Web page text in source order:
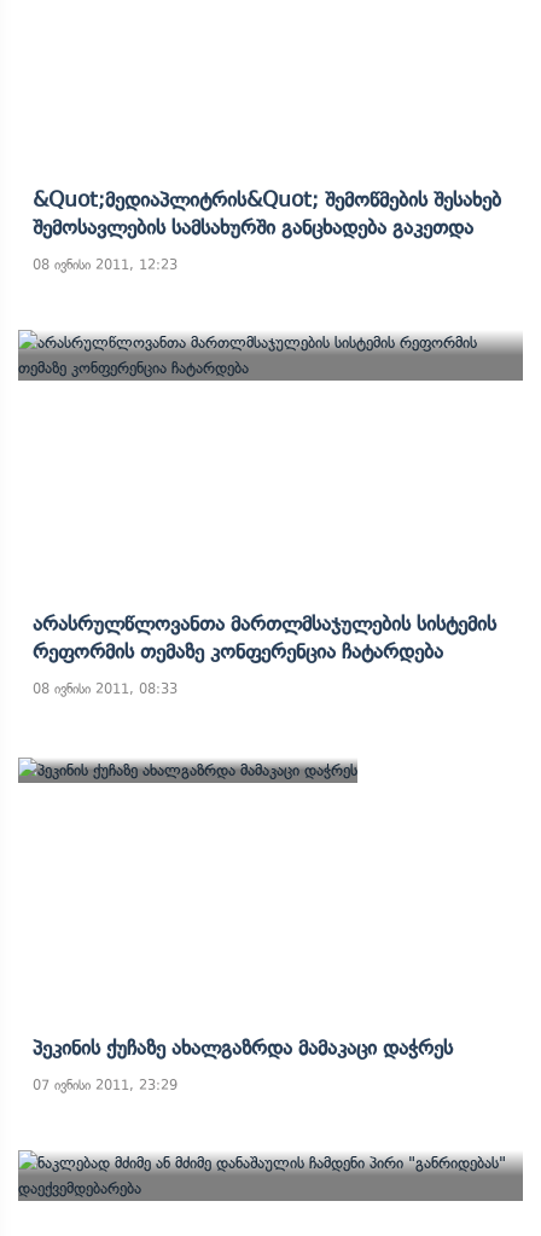
&quot;მედიაპლიტრის&quot; Შემოწმების Შესახებ
Შემოსავლების Სამსახურში Განცხადება Გაკეთდა
08 ივნისი 2011, 12:23
Არასრულწლოვანთა Მართლმსაჯულების Სისტემის
Რეფორმის Თემაზე Კონფერენცია Ჩატარდება
08 ივნისი 2011, 08:33
Პეკინის Ქუჩაზე Ახალგაზრდა Მამაკაცი Დაჭრეს
07 ივნისი 2011, 23:29